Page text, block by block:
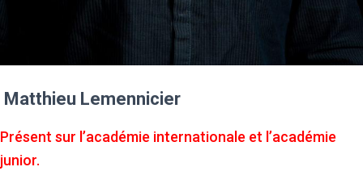
Matthieu Lemennicier
Présent sur l’académie internationale et l’académie
junior.